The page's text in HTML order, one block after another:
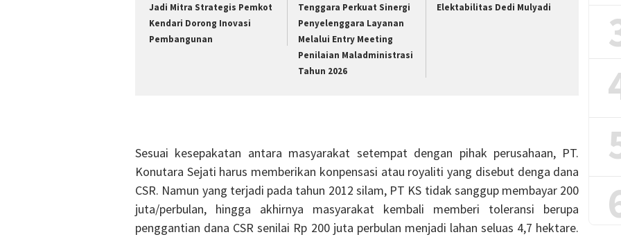
Jadi Mitra Strategis Pemkot
Kendari Dorong Inovasi
Pembangunan
Tenggara Perkuat Sinergi
Penyelenggara Layanan
Melalui Entry Meeting
Penilaian Maladministrasi
Tahun 2026
Elektabilitas Dedi Mulyadi
Sesuai kesepakatan antara masyarakat setempat dengan pihak perusahaan, PT.
Konutara Sejati harus memberikan konpensasi atau royaliti yang disebut denga dana
CSR. Namun yang terjadi pada tahun 2012 silam, PT KS tidak sanggup membayar 200
juta/perbulan, hingga akhirnya masyarakat kembali memberi toleransi berupa
penggantian dana CSR senilai Rp 200 juta perbulan menjadi lahan seluas 4,7 hektare.